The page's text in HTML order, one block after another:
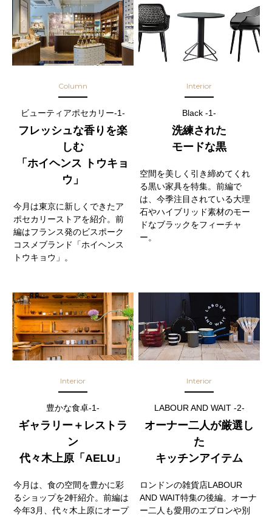
Column
ビューティアポセカリー-1-
フレッシュな香りを楽
しむ
「ホイヘンス トウキョ
ウ」
今月は東京に新しくできたア
ポセカリーストアを紹介。前
編はフランス発のビスポーク
コスメブランド「ホイヘンス
トウキョウ」。
Interior
Black -1-
洗練された
モードな黒
空間を美しく引き締めてくれ
る黒い家具を特集。前編で
は、今季注目されている大理
石やハイブリッド素材のモー
ドなブラックをフィーチャ
ー。
Interior
豊かな食卓-1-
ギャラリー＋レストラ
ン
代々木上原「AELU」
今月は、食の空間を豊かに彩
るショップを2軒紹介。前編は
今年3月、代々木上原にオープ
Interior
LABOUR AND WAIT -2-
オーナー二人が厳選し
た
キッチンアイテム
ロンドンの雑貨店LABOUR
AND WAIT特集の後編。オーナ
ー二人も愛用のエプロンや別